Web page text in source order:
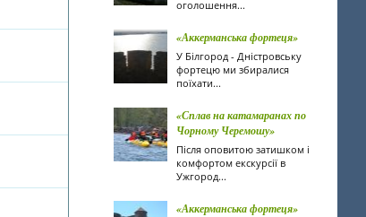
оголошення...
«Аккерманська фортеця»
У Білгород - Дністровську
фортецю ми збиралися
поїхати...
«Сплав на катамаранах по
Чорному Черемошу»
Після оповитою затишком і
комфортом екскурсії в
Ужгород...
«Аккерманська фортеця»